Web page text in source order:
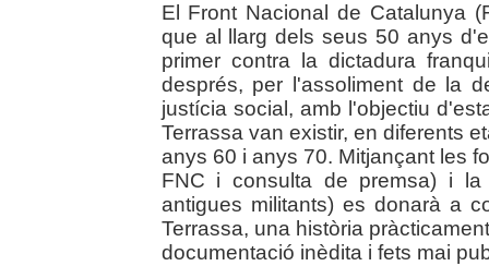
El Front Nacional de Catalunya
que al llarg dels seus 50 anys
primer contra la dictadura
després, per l'assoliment de la
justícia social, amb l'objectiu
Terrassa van existir, en diferents
anys 60 i anys 70. Mitjançant les
FNC i consulta de premsa) i
antigues militants) es donarà a
Terrassa, una història
documentació inèdita i fets mai